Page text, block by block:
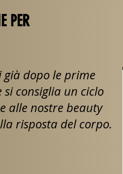
PER
già dopo le prime
consiglia un ciclo
alle nostre beauty
risposta del corpo.